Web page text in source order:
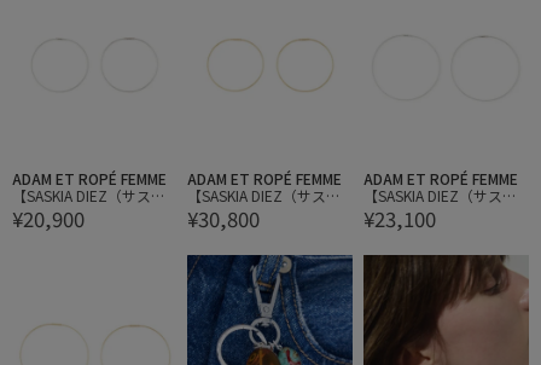
ADAM ET ROPÉ FEMME
【SASKIA DIEZ（サスキ
ア ディッツ）】WIRE EA
RRINGS NO2
¥20,900
ADAM ET ROPÉ FEMME
【SASKIA DIEZ（サスキ
ア ディッツ）】WIRE EA
RRINGS NO2
¥30,800
ADAM ET ROPÉ FEMME
【SASKIA DIEZ（サスキ
ア ディッツ）】WIRE EA
RRINGS NO3
¥23,100